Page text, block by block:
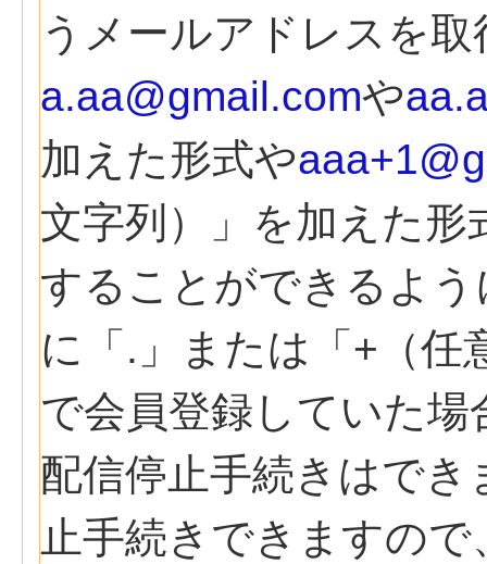
うメールアドレスを
a.aa@gmail.comや
加えた形式や
文字列）」を加えた
することができるよ
に「.」または「+（任
で会員登録していた
配信停止手続きはで
止手続きできますので